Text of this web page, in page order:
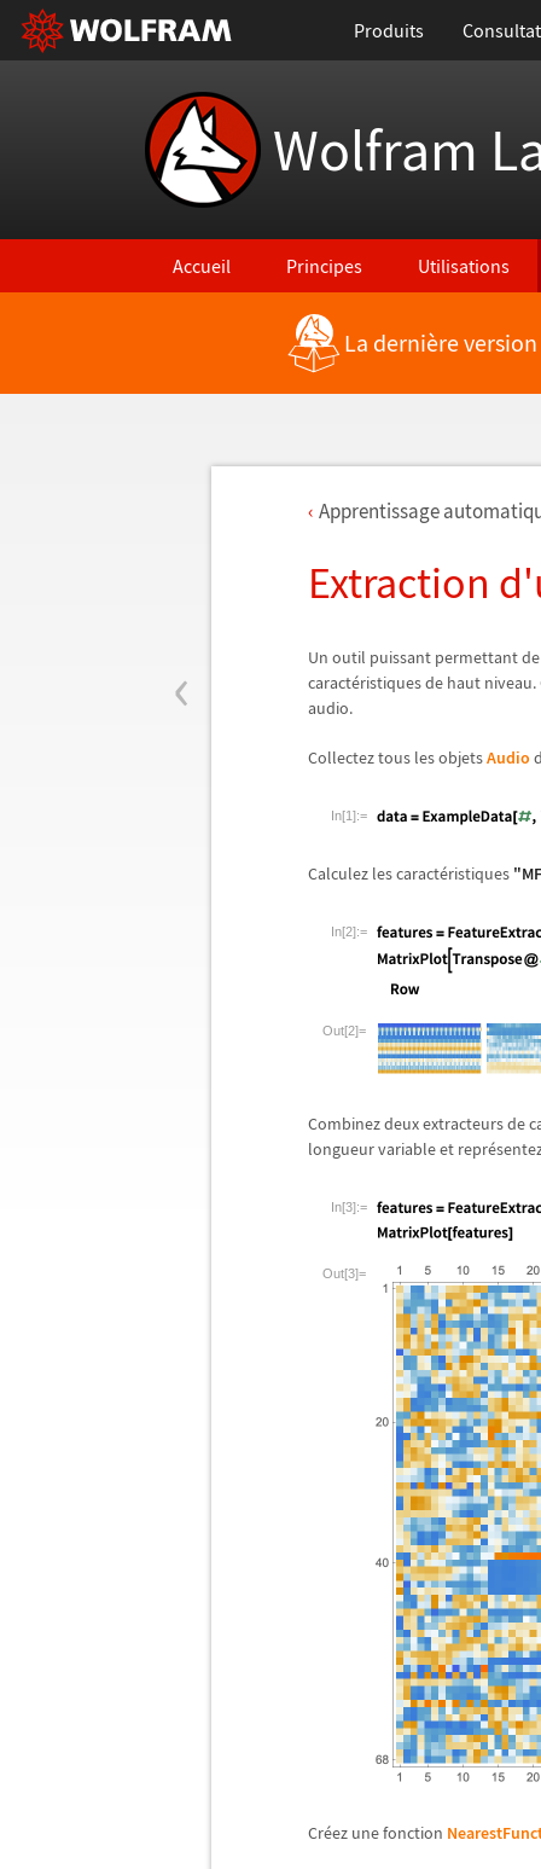
Produits
Wolfram
Accueil Principes Utilisations
La dernière
‹
Apprentissage
Extraction
Un outil puissant permettant
caractéristiques de haut
audio.
Collectez tous les objetsAudio
In[1]:=
Calculez les caractéristiques
In[2]:=
Out[2]=
Combinez deux extracteurs de
longueur variable et repré
In[3]:=
Out[3]=
Créez une fonction